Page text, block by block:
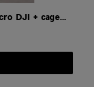
Pack Vidéo Panajou Nikon ZR + micro DJI + cage + batteries + accessoires